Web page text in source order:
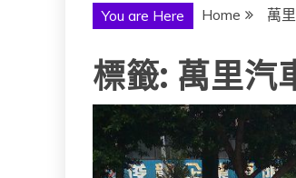
You are Here Home 萬
標籤: 萬里汽